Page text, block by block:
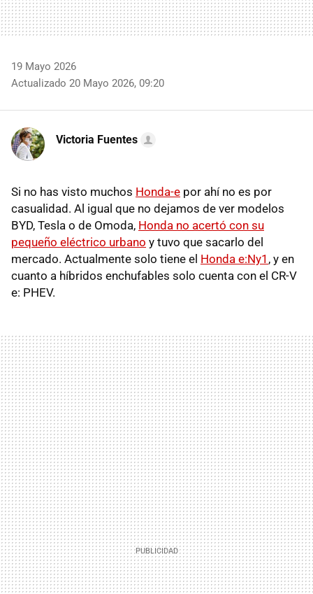
19 Mayo 2026
Actualizado 20 Mayo 2026, 09:20
Victoria Fuentes
Si no has visto muchos Honda-e por ahí no es por
casualidad. Al igual que no dejamos de ver modelos
BYD, Tesla o de Omoda, Honda no acertó con su
pequeño eléctrico urbano y tuvo que sacarlo del
mercado. Actualmente solo tiene el Honda e:Ny1 , y en
cuanto a híbridos enchufables solo cuenta con el CR-V
e: PHEV.